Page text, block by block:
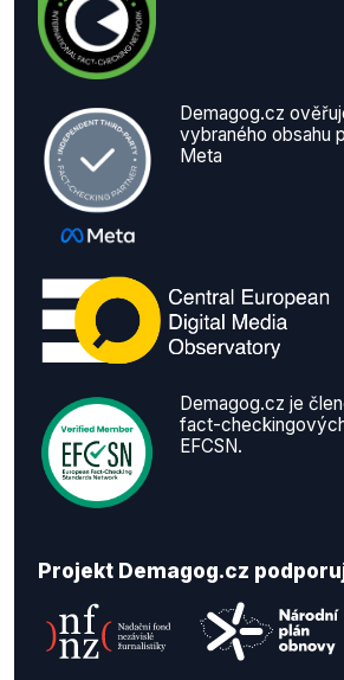
Demagog.cz
vybraného obsahu
Meta
Demagog.cz je
fact-
EFCSN.
Projekt Demagog.cz